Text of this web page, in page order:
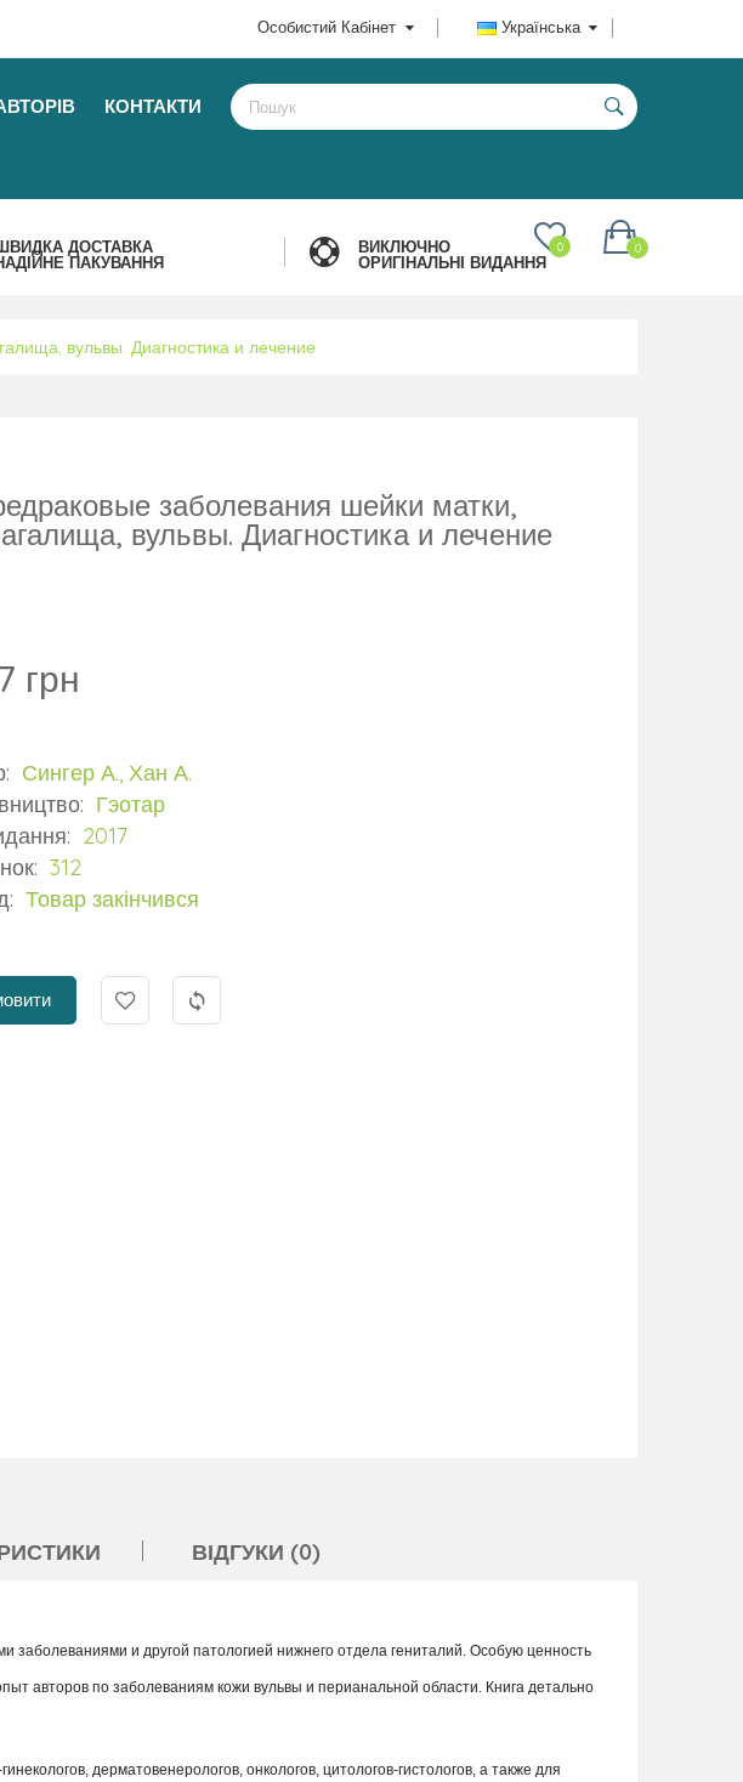
Українська
Особистий Кабінет
КОНТАКТИ
ДОСТАВКА
ПАКУВАННЯ
ВИКЛЮЧНО
ОРИГІНАЛЬНІ ВИДАННЯ
0
0
вульвы. Диагностика и лечение
заболевания шейки матки,
вульвы. Диагностика и лечение
грн
Сингер А., Хан А.
Гэотар
2017
312
Товар закінчився
ВІДГУКИ (0)
и другой патологией нижнего отдела гениталий. Особую ценность
авторов по заболеваниям кожи вульвы и перианальной области. Книга детально
дерматовенерологов, онкологов, цитологов-гистологов, а также для